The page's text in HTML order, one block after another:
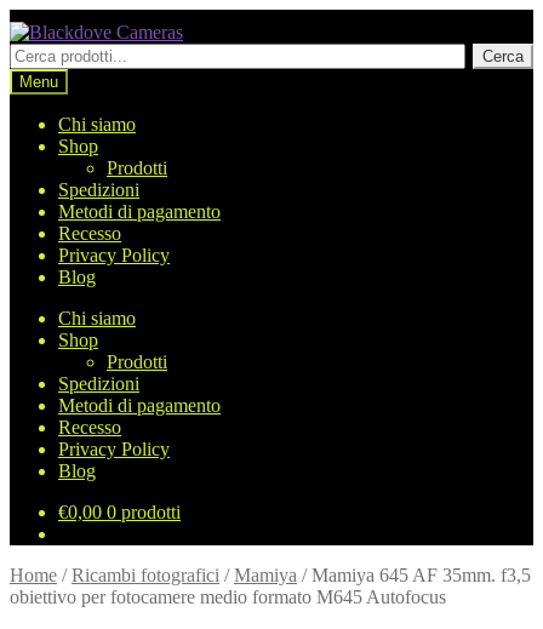
Vai
alla
navigazione
Vai
al
contenuto
Cerca
prodotti
Cerca
Menu
Chi siamo
Shop
Prodotti
Spedizioni
Metodi di pagamento
Recesso
Privacy Policy
Blog
Chi siamo
Shop
Prodotti
Spedizioni
Metodi di pagamento
Recesso
Privacy Policy
Blog
€0,00 0 prodotti
Home /Ricambi fotografici /Mamiya /Mamiya 645 AF 35mm. f3,5
obiettivo per fotocamere medio formato M645 Autofocus